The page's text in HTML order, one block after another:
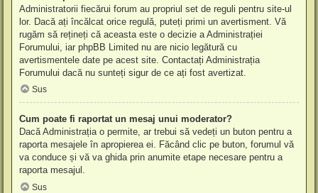
Administratorii fiecărui forum au propriul set de reguli pentru site-ul
lor. Dacă ați încălcat orice regulă, puteți primi un avertisment. Vă
rugăm să rețineți că aceasta este o decizie a Administrației
Forumului, iar phpBB Limited nu are nicio legătură cu
avertismentele date pe acest site. Contactați Administrația
Forumului dacă nu sunteți sigur de ce ați fost avertizat.
Sus
Cum poate fi raportat un mesaj unui moderator?
Dacă Administrația o permite, ar trebui să vedeți un buton pentru a
raporta mesajele în apropierea ei. Făcând clic pe buton, forumul vă
va conduce și vă va ghida prin anumite etape necesare pentru a
raporta mesajul.
Sus